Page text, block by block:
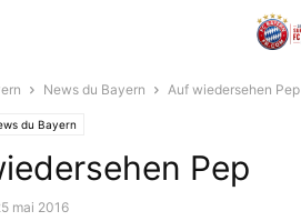
News du Bayern Auf wiedersehen Pep
du Bayern
Pep
mai 2016